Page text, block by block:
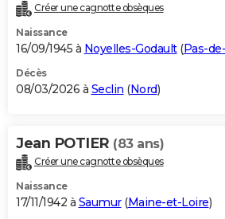
Créer une cagnotte obsèques
Naissance
16/09/1945 à Noyelles-Godault(Pas-
Décès
08/03/2026 à Seclin (Nord)
Jean POTIER (83 ans)
Créer une cagnotte obsèques
Naissance
17/11/1942 à Saumur(Maine-et-Loire)